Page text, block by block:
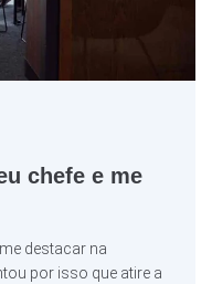
chefe e me
destacar na
por isso que atire a